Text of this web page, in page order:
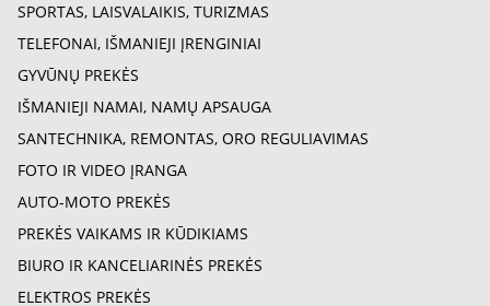
SPORTAS, LAISVALAIKIS, TURIZMAS
TELEFONAI, IŠMANIEJI ĮRENGINIAI
GYVŪNŲ PREKĖS
IŠMANIEJI NAMAI, NAMŲ APSAUGA
SANTECHNIKA, REMONTAS, ORO REGULIAVIMAS
FOTO IR VIDEO ĮRANGA
AUTO-MOTO PREKĖS
PREKĖS VAIKAMS IR KŪDIKIAMS
BIURO IR KANCELIARINĖS PREKĖS
ELEKTROS PREKĖS